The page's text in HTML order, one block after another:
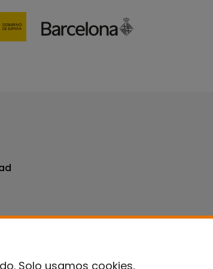
Solo usamos cookies,